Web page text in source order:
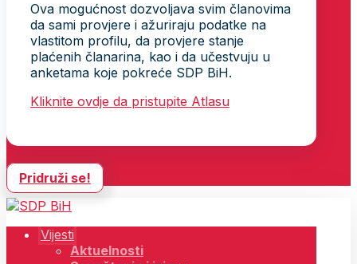
Ova mogućnost dozvoljava svim članovima
da sami provjere i ažuriraju podatke na
vlastitom profilu, da provjere stanje
plaćenih članarina, kao i da učestvuju u
anketama koje pokreće SDP BiH.
Kliknite ovdje da pristupite Atlasu
Pridruži se!
Vijesti
Aktuelnosti